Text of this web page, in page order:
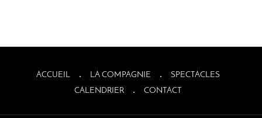
ACCUEIL LA COMPAGNIE
SPECTACLES
CALENDRIER
CONTACT